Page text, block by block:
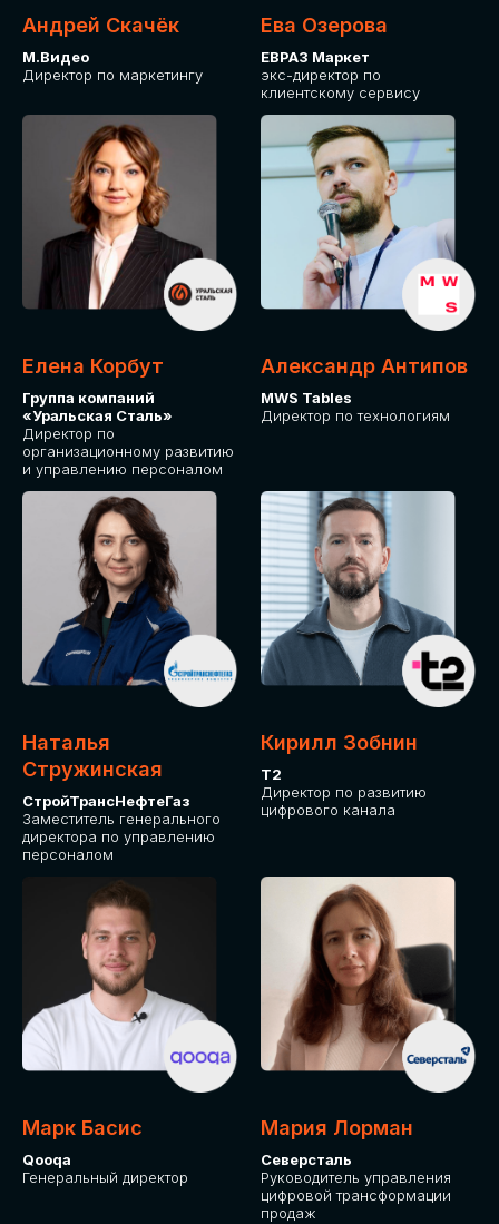
Андрей Скачёк
М.Видео
Директор по маркетингу
Ева Озерова
ЕВРАЗ Маркет
экс-директор по
клиентскому сервису
Елена Корбут
Группа компаний
«Уральская Сталь»
Директор по
организационному развитию
и управлению персоналом
Александр Антипов
MWS Tables
Директор по технологиям
Наталья
Стружинская
СтройТрансНефтеГаз
Заместитель генерального
директора по управлению
персоналом
Кирилл Зобнин
Т2
Директор по развитию
цифрового канала
Марк Басис
Qooqa
Генеральный директор
Мария Лорман
Северсталь
Руководитель управления
цифровой трансформации
продаж
Приглашаем стать спикером GLOBAL
TECH FORUM и поделиться своим
опытом и экспертизой. Будем рады
сотрудничеству!
СТАТЬ
СПИКЕРОМ
IT Solutions for Business
СРЕДИ ПАРТНЕРОВ
МЕРОПРИЯТИЯ